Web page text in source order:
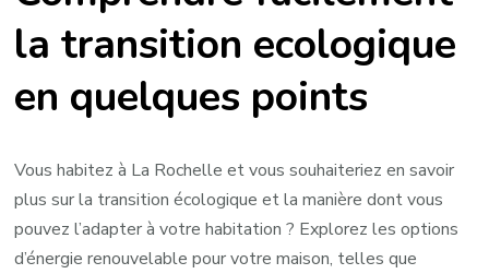
la transition ecologique
en quelques points
Vous habitez à La Rochelle et vous souhaiteriez en savoir
plus sur la transition écologique et la manière dont vous
pouvez l’adapter à votre habitation ? Explorez les options
d’énergie renouvelable pour votre maison, telles que